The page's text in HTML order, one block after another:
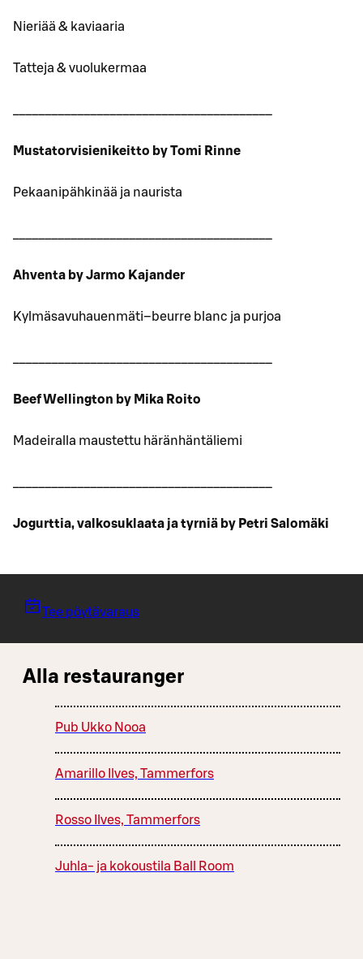
Nieriää & kaviaaria
Tatteja & vuolukermaa
Mustatorvisienikeitto by Tomi Rinne
Pekaanipähkinää ja naurista
Ahventa by Jarmo Kajander
Kylmäsavuhauenmäti–beurre blanc ja purjoa
Beef Wellington by Mika Roito
Madeiralla maustettu häränhäntäliemi
Jogurttia, valkosuklaata ja tyrniä by Petri Salomäki
Tee pöytävaraus
Alla restauranger
Pub Ukko Nooa
Amarillo Ilves, Tammerfors
Rosso Ilves, Tammerfors
Juhla- ja kokoustila Ball Room